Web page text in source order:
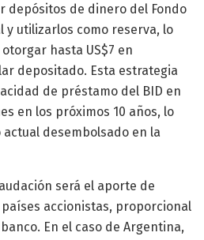
depósitos de dinero del Fondo
utilizarlos como reserva, lo
hasta US$7 en
depositado. Esta estrategia
de préstamo del BID en
en los próximos 10 años, lo
desembolsado en la
será el aporte de
accionistas, proporcional
En el caso de Argentina,